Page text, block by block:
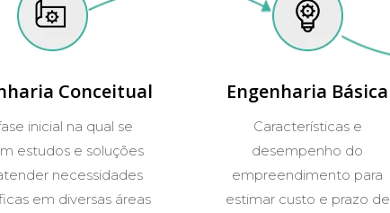
Conceitual
inicial na qual se
estudos e soluções
necessidades
em diversas áreas
Engenharia Básica
Características e
desempenho do
empreendimento para
estimar custo e prazo de